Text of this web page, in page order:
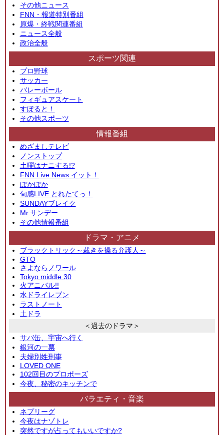
その他ニュース
FNN・報道特別番組
原爆・終戦関連番組
ニュース全般
政治全般
スポーツ関連
プロ野球
サッカー
バレーボール
フィギュアスケート
すぽると！
その他スポーツ
情報番組
めざましテレビ
ノンストップ
土曜はナニする!?
FNN Live News イット！
ぽかぽか
旬感LIVE とれたてっ！
SUNDAYブレイク
Mr.サンデー
その他情報番組
ドラマ・アニメ
ブラックトリック～裁きを操る弁護人～
GTO
さよならノワール
Tokyo middle 30
火アニバル!!
水ドライレブン
ラストノート
土ドラ
＜過去のドラマ＞
サバ缶、宇宙へ行く
銀河の一票
夫婦別姓刑事
LOVED ONE
102回目のプロポーズ
今夜、秘密のキッチンで
バラエティ・音楽
ネプリーグ
今夜はナゾトレ
突然ですが占ってもいいですか?